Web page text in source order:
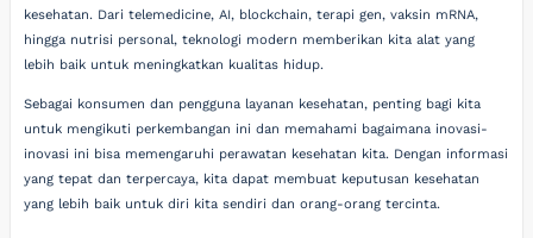
kesehatan. Dari telemedicine, AI, blockchain, terapi gen, vaksin mRNA,
hingga nutrisi personal, teknologi modern memberikan kita alat yang
lebih baik untuk meningkatkan kualitas hidup.
Sebagai konsumen dan pengguna layanan kesehatan, penting bagi kita
untuk mengikuti perkembangan ini dan memahami bagaimana inovasi-
inovasi ini bisa memengaruhi perawatan kesehatan kita. Dengan informasi
yang tepat dan terpercaya, kita dapat membuat keputusan kesehatan
yang lebih baik untuk diri kita sendiri dan orang-orang tercinta.